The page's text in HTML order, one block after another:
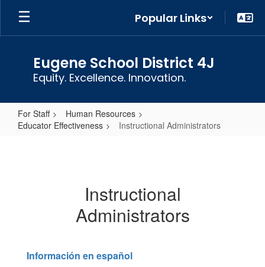
Skip
main
Popular Links
Eugene School District 4J
Equity. Excellence. Innovation.
For Staff
Human Resources
Educator Effectiveness
Instructional Administrators
Instructional
Administrators
Información en español